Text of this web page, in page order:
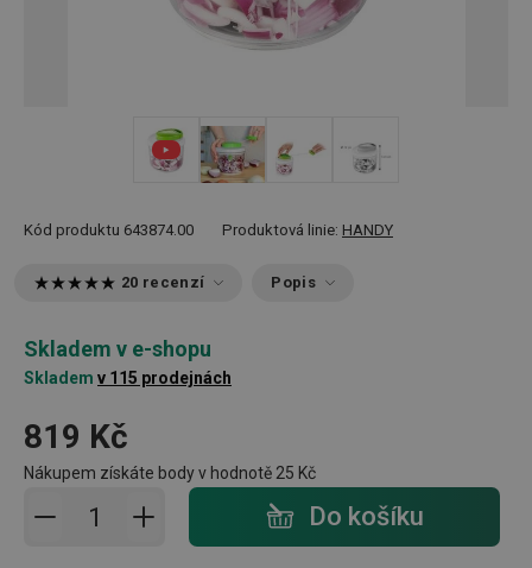
Kód produktu 643874.00 Produktová linie: HANDY
20 recenzí Popis
Skladem v e-shopu
Skladem v 115 prodejnách
819 Kč
Nákupem získáte body v hodnotě 25 Kč
Přidat do košíku - počet Do košíku